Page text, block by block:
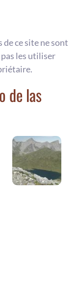
ce site ne sont
les utiliser
de las